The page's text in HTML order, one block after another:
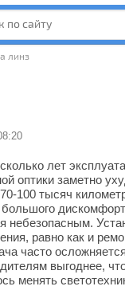
линз
лет
оптики заметно
100 тысяч
небезопасным.
равно как и
часто
выгоднее,
менять